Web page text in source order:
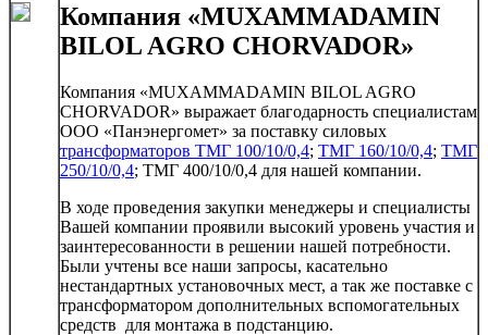
Компания «MUXAMMADAMIN
BILOL AGRO CHORVADOR»
Компания «MUXAMMADAMIN BILOL AGRO
CHORVADOR» выражает благодарность специалистам
ООО «Панэнергомет» за поставку силовых
трансформаторов ТМГ 100/10/0,4; ТМГ 160/10/0,4; ТМГ
250/10/0,4; ТМГ 400/10/0,4 для нашей компании.
В ходе проведения закупки менеджеры и специалисты
Вашей компании проявили высокий уровень участия и
заинтересованности в решении нашей потребности.
Были учтены все наши запросы, касательно
нестандартных установочных мест, а так же поставке с
трансформатором дополнительных вспомогательных
средств для монтажа в подстанцию.